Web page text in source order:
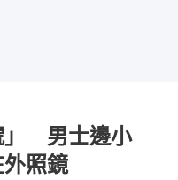
」 男士邊小
照鏡